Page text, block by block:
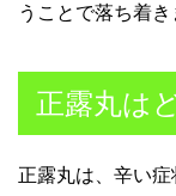
うことで落ち着き
正露丸は
正露丸は、辛い症